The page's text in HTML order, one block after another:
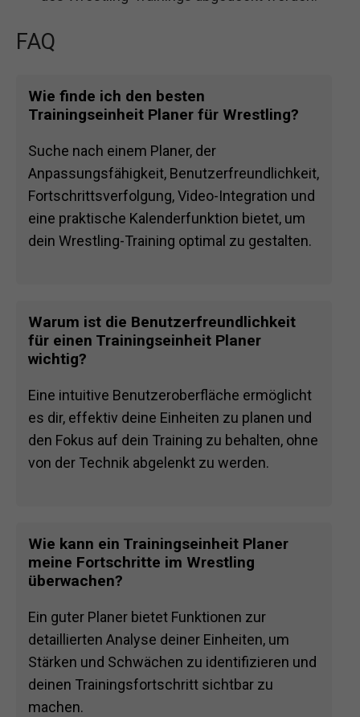
FAQ
Wie finde ich den besten
Trainingseinheit Planer für Wrestling?
Suche nach einem Planer, der
Anpassungsfähigkeit, Benutzerfreundlichkeit,
Fortschrittsverfolgung, Video-Integration und
eine praktische Kalenderfunktion bietet, um
dein Wrestling-Training optimal zu gestalten.
Warum ist die Benutzerfreundlichkeit
für einen Trainingseinheit Planer
wichtig?
Eine intuitive Benutzeroberfläche ermöglicht
es dir, effektiv deine Einheiten zu planen und
den Fokus auf dein Training zu behalten, ohne
von der Technik abgelenkt zu werden.
Wie kann ein Trainingseinheit Planer
meine Fortschritte im Wrestling
überwachen?
Ein guter Planer bietet Funktionen zur
detaillierten Analyse deiner Einheiten, um
Stärken und Schwächen zu identifizieren und
deinen Trainingsfortschritt sichtbar zu
machen.